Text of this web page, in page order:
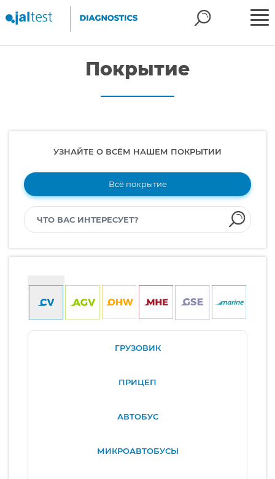
Покрытие
УЗНАЙТЕ О ВСЁМ НАШЕМ ПОКРЫТИИ
Всё покрытие
ГРУЗОВИК
ПРИЦЕП
АВТОБУС
МИКРОАВТОБУСЫ